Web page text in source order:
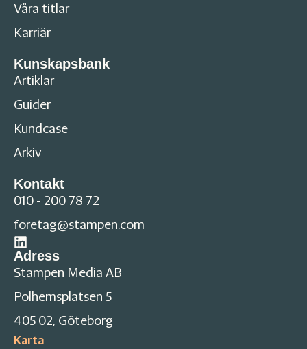
Våra titlar
Karriär
Kunskapsbank
Artiklar
Guider
Kundcase
Arkiv
Kontakt
010 - 200 78 72
foretag@stampen.com
Adress
Stampen Media AB
Polhemsplatsen 5
405 02, Göteborg
Karta